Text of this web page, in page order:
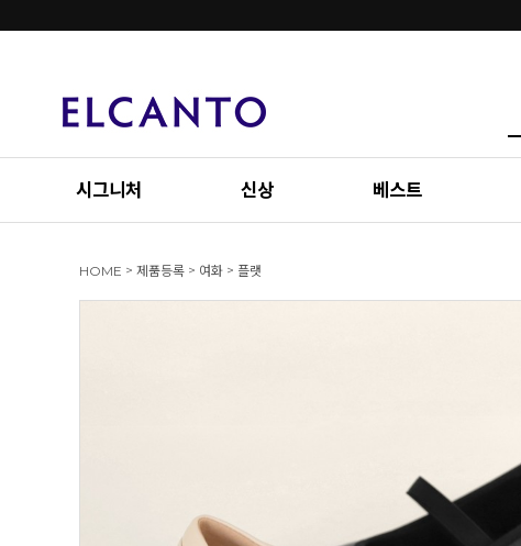
시그니처 신상 베스트
HOME > 제품등록 > 여화 > 플랫